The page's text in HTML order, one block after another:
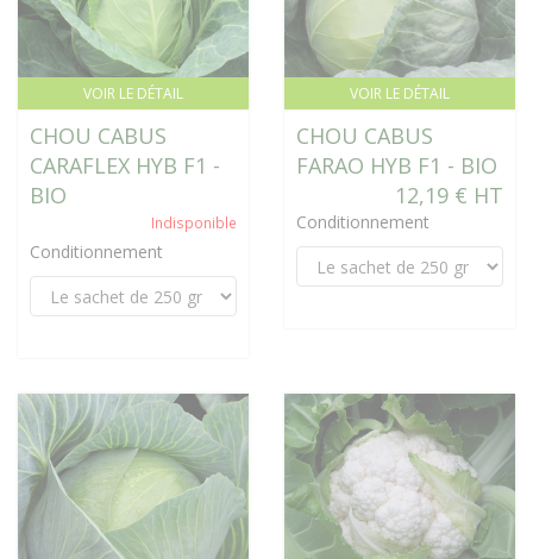
VOIR LE DÉTAIL
CHOU CABUS
CARAFLEX HYB F1 -
BIO
Indisponible
Conditionnement
VOIR LE DÉTAIL
CHOU CABUS
FARAO HYB F1 - BIO
12,19 € HT
Conditionnement